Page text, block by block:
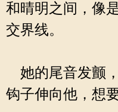
和晴明之间，像
交界线。
她的尾音发颤
钩子伸向他，想